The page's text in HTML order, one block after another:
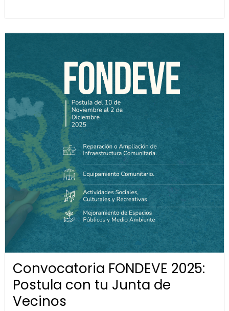
Convocatoria FONDEVE 2025:
Postula con tu Junta de
Vecinos